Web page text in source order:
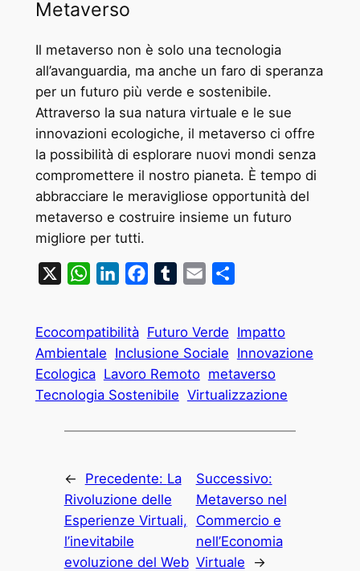
Metaverso
Il metaverso non è solo una tecnologia
all’avanguardia, ma anche un faro di speranza
per un futuro più verde e sostenibile.
Attraverso la sua natura virtuale e le sue
innovazioni ecologiche, il metaverso ci offre
la possibilità di esplorare nuovi mondi senza
compromettere il nostro pianeta. È tempo di
abbracciare le meravigliose opportunità del
metaverso e costruire insieme un futuro
migliore per tutti.
WhatsAppLinkedInFacebookTumblrEmail
Ecocompatibilità Futuro Verde Impatto
Ambientale Inclusione Sociale Innovazione
Ecologica Lavoro Remoto metaverso
Tecnologia Sostenibile Virtualizzazione
← Precedente: La
Rivoluzione delle
Esperienze Virtuali,
l’inevitabile
evoluzione del Web
Successivo:
Metaverso nel
Commercio e
nell’Economia
Virtuale
→